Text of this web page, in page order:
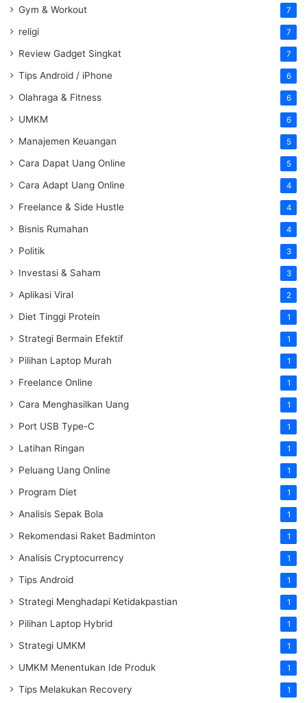
Gym & Workout 7
religi 7
Review Gadget Singkat 7
Tips Android / iPhone 6
Olahraga & Fitness 6
UMKM 6
Manajemen Keuangan 5
Cara Dapat Uang Online 5
Cara Adapt Uang Online 4
Freelance & Side Hustle 4
Bisnis Rumahan 4
Politik 3
Investasi & Saham 3
Aplikasi Viral 2
Diet Tinggi Protein 1
Strategi Bermain Efektif 1
Pilihan Laptop Murah 1
Freelance Online 1
Cara Menghasilkan Uang 1
Port USB Type-C 1
Latihan Ringan 1
Peluang Uang Online 1
Program Diet 1
Analisis Sepak Bola 1
Rekomendasi Raket Badminton 1
Analisis Cryptocurrency 1
Tips Android 1
Strategi Menghadapi Ketidakpastian 1
Pilihan Laptop Hybrid 1
Strategi UMKM 1
UMKM Menentukan Ide Produk 1
Tips Melakukan Recovery 1